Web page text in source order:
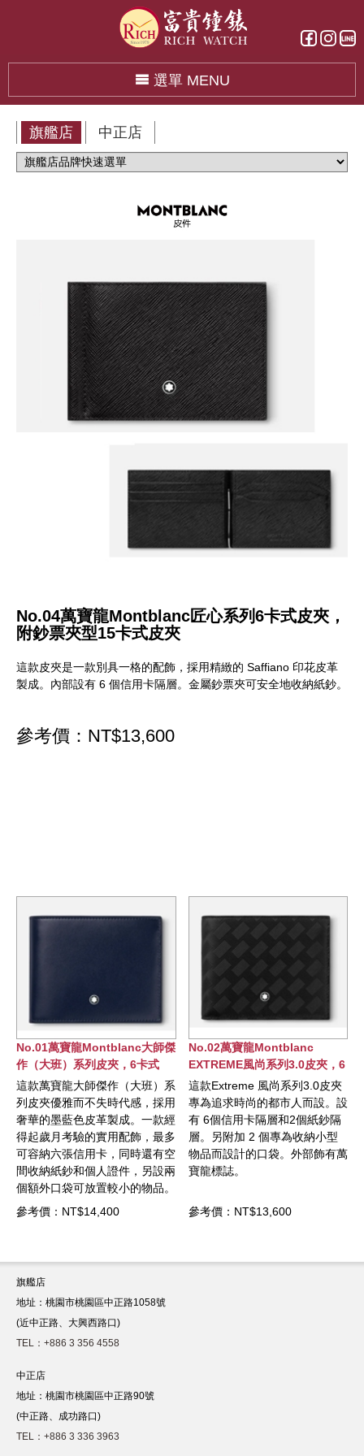
選單 MENU
旗艦店 中正店
No.04萬寶龍Montblanc匠心系列6卡式皮夾，
附鈔票夾型15卡式皮夾
這款皮夾是一款別具一格的配飾，採用精緻的 Saffiano 印花皮革
製成。內部設有 6 個信用卡隔層。金屬鈔票夾可安全地收納紙鈔。
參考價：NT$13,600
傑
系
用
經
多
空
兩
。
No.02萬寶龍Montblanc
EXTREME風尚系列3.0皮夾，6
卡式
這款Extreme 風尚系列3.0皮夾
專為追求時尚的都市人而設。設
有 6個信用卡隔層和2個紙鈔隔
層。另附加 2 個專為收納小型
物品而設計的口袋。外部飾有萬
寶龍標誌。
參考價：NT$13,600
No.03萬寶龍Montblanc 4810
系列皮夾，8卡式
這款印花皮夾現代時尚，最多
容納 8 張信用卡。它採用優質
皮革製成，設有 2 個用於存放
紙鈔和零錢的隔層，以及 2 個
用於放置其他小物件的額外口
袋。萬寶龍標誌為外觀畫龍點
參考價：NT$15,100
旗艦店
地址：桃園市桃園區中正路1058號
(近中正路、大興西路口)
TEL：+886 3 356 4558
中正店
地址：桃園市桃園區中正路90號
(中正路、成功路口)
TEL：+886 3 336 3963